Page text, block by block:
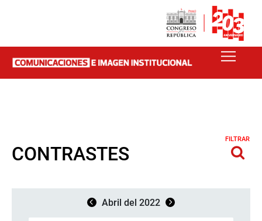
CONTRASTES
FILTRAR
Abril del 2022